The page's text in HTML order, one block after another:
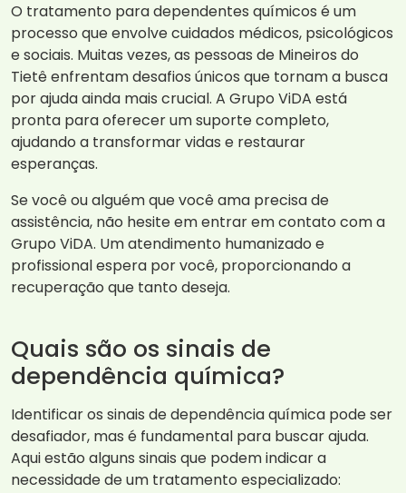
O tratamento para dependentes químicos é um
processo que envolve cuidados médicos, psicológicos
e sociais. Muitas vezes, as pessoas de Mineiros do
Tietê enfrentam desafios únicos que tornam a busca
por ajuda ainda mais crucial. A Grupo ViDA está
pronta para oferecer um suporte completo,
ajudando a transformar vidas e restaurar
esperanças.
Se você ou alguém que você ama precisa de
assistência, não hesite em entrar em contato com a
Grupo ViDA. Um atendimento humanizado e
profissional espera por você, proporcionando a
recuperação que tanto deseja.
Quais são os sinais de
dependência química?
Identificar os sinais de dependência química pode ser
desafiador, mas é fundamental para buscar ajuda.
Aqui estão alguns sinais que podem indicar a
necessidade de um tratamento especializado: